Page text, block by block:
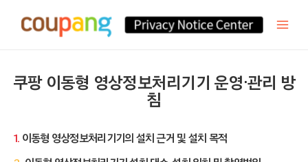
쿠팡 이동형 영상정보처리기기 운영·관리 방
침
1. 이동형 영상정보처리기기의 설치 근거 및 설치 목적